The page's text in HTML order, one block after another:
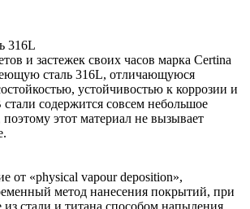
316L
и застежек своих часов марка Certina
сталь 316L, отличающуюся
устойчивостью к коррозии и
содержится совсем небольшое
поэтому этот материал не вызывает
от «physical vapour deposition»,
метод нанесения покрытий, при